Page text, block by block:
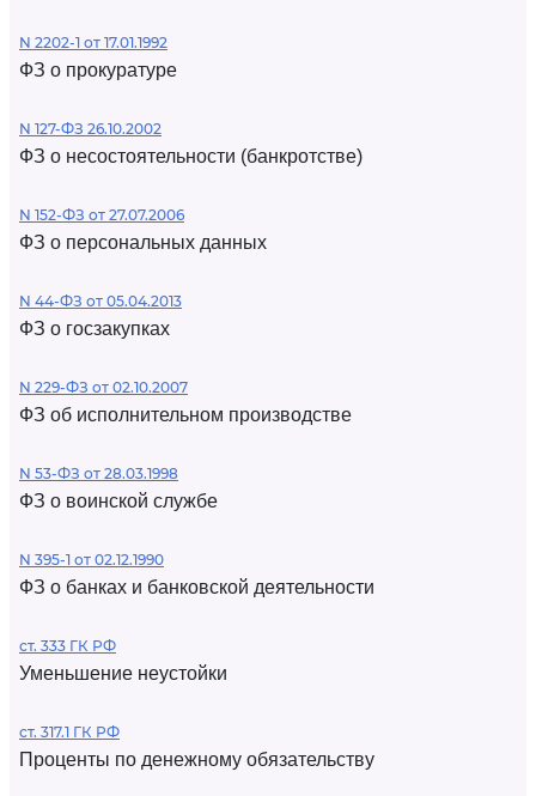
N 2202-1 от 17.01.1992
ФЗ о прокуратуре
N 127-ФЗ 26.10.2002
ФЗ о несостоятельности (банкротстве)
N 152-ФЗ от 27.07.2006
ФЗ о персональных данных
N 44-ФЗ от 05.04.2013
ФЗ о госзакупках
N 229-ФЗ от 02.10.2007
ФЗ об исполнительном производстве
N 53-ФЗ от 28.03.1998
ФЗ о воинской службе
N 395-1 от 02.12.1990
ФЗ о банках и банковской деятельности
ст. 333 ГК РФ
Уменьшение неустойки
ст. 317.1 ГК РФ
Проценты по денежному обязательству